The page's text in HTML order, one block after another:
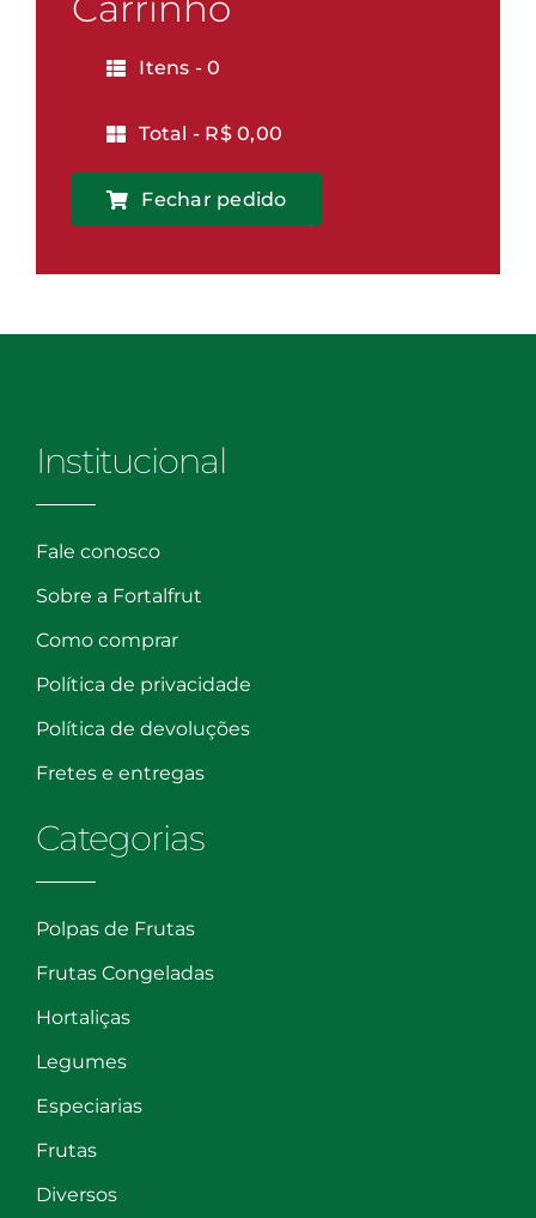
quantidade
Itens -0
Total - R$0,00
Fechar pedido
Institucional
Fale conosco
Sobre a Fortalfrut
Como comprar
Política de privacidade
Política de devoluções
Fretes e entregas
Categorias
Polpas de Frutas
Frutas Congeladas
Hortaliças
Legumes
Especiarias
Frutas
Diversos